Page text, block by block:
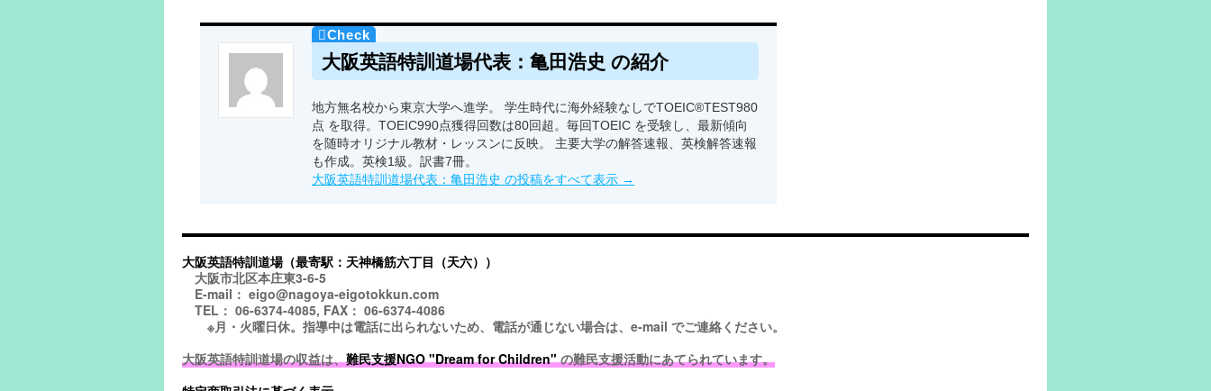
大阪英語特訓道場代表：亀田浩史 の紹介
地方無名校から東京大学へ進学。 学生時代に海外経験なしでTOEIC®TEST980
点 を取得。TOEIC990点獲得回数は80回超。毎回TOEIC を受験し、最新傾向
を随時オリジナル教材・レッスンに反映。 主要大学の解答速報、英検解答速報
も作成。英検1級。訳書7冊。
大阪英語特訓道場代表：亀田浩史 の投稿をすべて表示 →
大阪英語特訓道場（最寄駅：天神橋筋六丁目（天六））
大阪市北区本庄東3-6-5
E-mail： eigo@nagoya-eigotokkun.com
TEL： 06-6374-4085, FAX： 06-6374-4086
※月・火曜日休。指導中は電話に出られないため、電話が通じない場合は、e-mail でご連絡ください。
大阪英語特訓道場の収益は、難民支援NGO "Dream for Children"の難民支援活動にあてられています。